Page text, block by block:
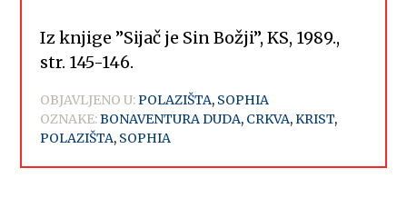
Iz knjige ”Sijač je Sin Božji”, KS, 1989.,
str. 145-146.
OBJAVLJENO U:POLAZIŠTA, SOPHIA
OZNAKE:BONAVENTURA DUDA, CRKVA,KRIST,
POLAZIŠTA, SOPHIA